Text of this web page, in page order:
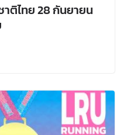
ติไทย 28 กันยายน